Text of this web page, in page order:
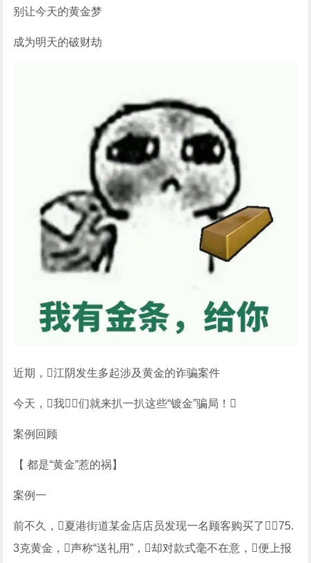
别让今天的黄金梦
成为明天的破财劫
近期，江阴发生多起涉及黄金的诈骗案件
今天，我们就来扒一扒这些“镀金”骗局！
案例回顾
【 都是“黄金”惹的祸】
案例一
前不久，夏港街道某金店店员发现一名顾客购买了75.
3克黄金，声称“送礼用”，却对款式毫不在意，便上报